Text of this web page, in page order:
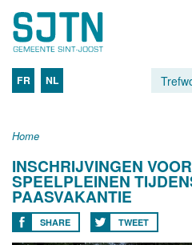
FR NL
Home
INSCHRIJVINGEN
SPEELPLEINEN
PAASVAKANTIE
SHARE TWEET